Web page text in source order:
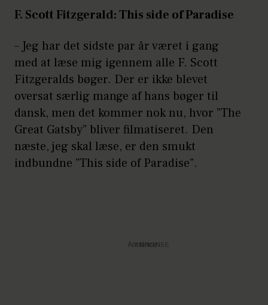
F. Scott Fitzgerald: This side of Paradise
– Jeg har det sidste par år været i gang
med at læse mig igennem alle F. Scott
Fitzgeralds bøger. Der er ikke blevet
oversat særlig mange af hans bøger til
dansk, men det kommer nok nu, hvor ”The
Great Gatsby” bliver filmatiseret. Den
næste, jeg skal læse, er den smukt
indbundne ”This side of Paradise”.
Annonce